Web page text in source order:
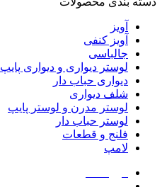
آویز
آویز کنفی
جالباسی
لوستر دیواری و دیواری پایپ
دیواری حباب دار
شلف دیواری
لوستر مدرن و لوستر پایپ
لوستر حباب دار
فلنج و قطعات
لامپ